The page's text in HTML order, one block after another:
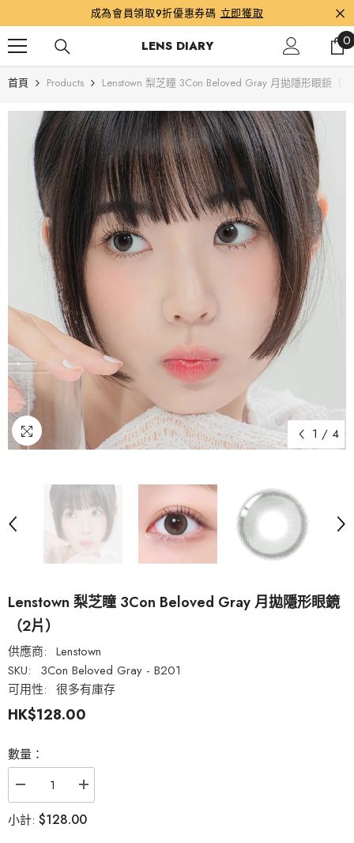
成為會員領取9折優惠券碼 立即獲取
LENS DIARY 00
首頁 Products Lenstown 梨芝瞳 3Con Beloved Gray 月拋隱形眼鏡（2
1 / 4
Lenstown 梨芝瞳 3Con Beloved Gray 月拋隱形眼鏡
（2片）
供應商: Lenstown
SKU:
3Con Beloved Gray - B201
可用性: 很多有庫存
HK$128.00
數量：
Lenstown
增
Lenstown
小計: $128.00